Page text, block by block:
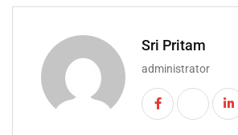
Sri Pritam
administrator